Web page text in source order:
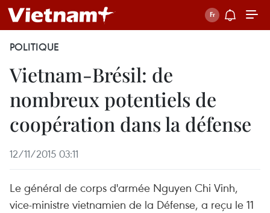
POLITIQUE
Vietnam-Brésil: de
nombreux potentiels de
coopération dans la défense
12/11/2015 03:11
Le général de corps d'armée Nguyen Chi Vinh,
vice-ministre vietnamien de la Défense, a reçu le 11